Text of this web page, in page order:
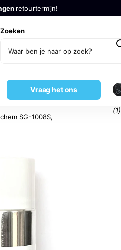
experts
retourtermijn!
Zoeken
Vraag het ons
(1)
SG-1008S,